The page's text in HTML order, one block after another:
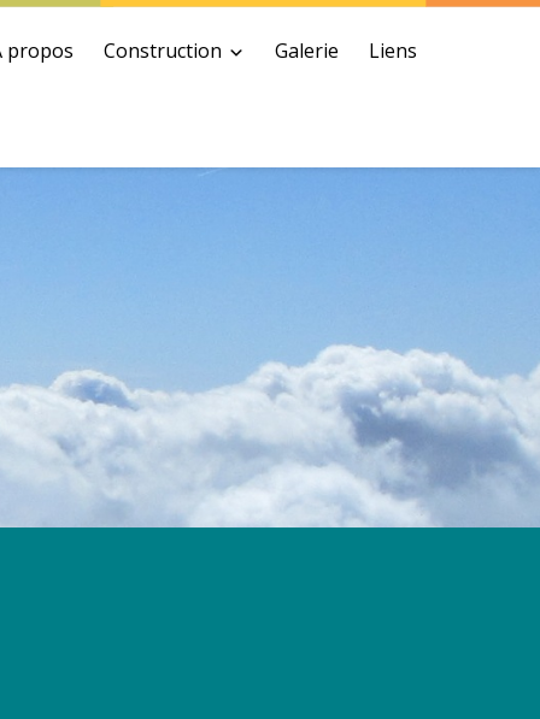
propos Construction Galerie Liens